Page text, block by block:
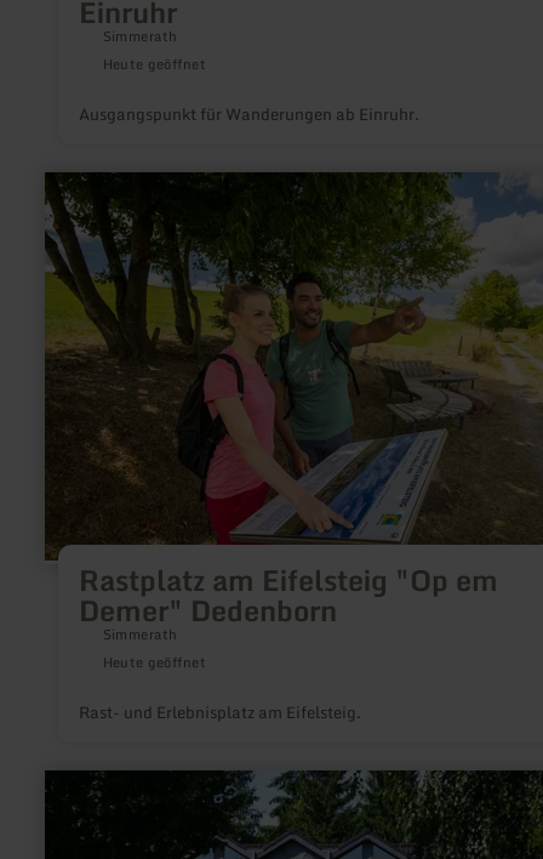
Einruhr
Simmerath
Heute geöffnet
Ausgangspunkt für Wanderungen ab Einruhr.
Rastplatz am Eifelsteig "Op em
Demer" Dedenborn
Simmerath
Heute geöffnet
Rast- und Erlebnisplatz am Eifelsteig.
mehr
erfahren
zu:
Rastplatz
am
Eifelsteig
"Op
Demer"
Dedenborn
erfahren
Lachsräucherei